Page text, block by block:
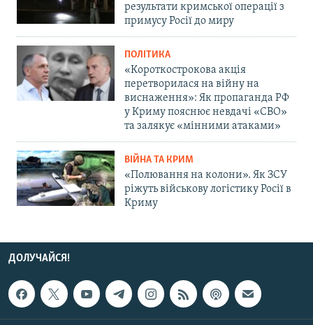
результати кримської операції з
примусу Росії до миру
ПОЛІТИКА
«Короткострокова акція
перетворилася на війну на
виснаження»: Як пропаганда РФ
у Криму пояснює невдачі «СВО»
та залякує «мінними атаками»
ВІЙНА ТА КРИМ
«Полювання на колони». Як ЗСУ
ріжуть військову логістику Росії в
Криму
ДОЛУЧАЙСЯ!